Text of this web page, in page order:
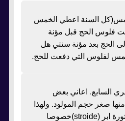
السنة اعطي الخمس
فلوس الحج قبل مؤنة
الحج بعد مؤنة سنتي هل
لفلوس التي دفعت للحج.
السابع. اعاني بعض
صغر حجم المولود. ولهذا
السبب اعطتني الدكتورة ابر (stroide)خصوصا